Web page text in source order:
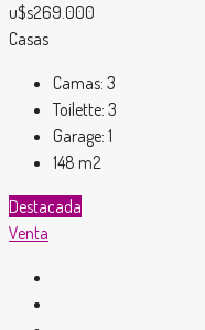
u$s269.000
Casas
Camas: 3
Toilette: 3
Garage: 1
148 m2
Destacada
Venta